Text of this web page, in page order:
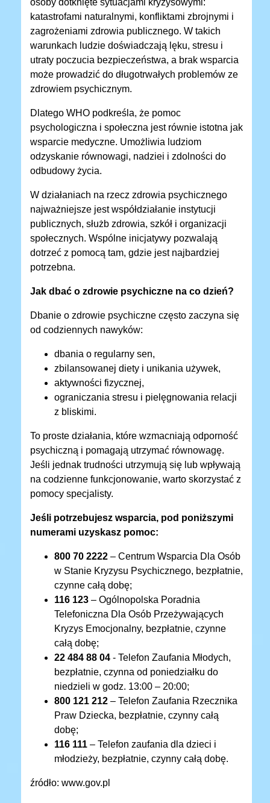
osoby dotknięte sytuacjami kryzysowymi:
katastrofami naturalnymi, konfliktami zbrojnymi i
zagrożeniami zdrowia publicznego. W takich
warunkach ludzie doświadczają lęku, stresu i
utraty poczucia bezpieczeństwa, a brak wsparcia
może prowadzić do długotrwałych problemów ze
zdrowiem psychicznym.
Dlatego WHO podkreśla, że pomoc
psychologiczna i społeczna jest równie istotna jak
wsparcie medyczne. Umożliwia ludziom
odzyskanie równowagi, nadziei i zdolności do
odbudowy życia.
W działaniach na rzecz zdrowia psychicznego
najważniejsze jest współdziałanie instytucji
publicznych, służb zdrowia, szkół i organizacji
społecznych. Wspólne inicjatywy pozwalają
dotrzeć z pomocą tam, gdzie jest najbardziej
potrzebna.
Jak dbać o zdrowie psychiczne na co dzień?
Dbanie o zdrowie psychiczne często zaczyna się
od codziennych nawyków:
dbania o regularny sen,
zbilansowanej diety i unikania używek,
aktywności fizycznej,
ograniczania stresu i pielęgnowania relacji
z bliskimi.
To proste działania, które wzmacniają odporność
psychiczną i pomagają utrzymać równowagę.
Jeśli jednak trudności utrzymują się lub wpływają
na codzienne funkcjonowanie, warto skorzystać z
pomocy specjalisty.
Jeśli potrzebujesz wsparcia, pod poniższymi
numerami uzyskasz pomoc:
800 70 2222 – Centrum Wsparcia Dla Osób
w Stanie Kryzysu Psychicznego, bezpłatnie,
czynne całą dobę;
116 123 – Ogólnopolska Poradnia
Telefoniczna Dla Osób Przeżywających
Kryzys Emocjonalny, bezpłatnie, czynne
całą dobę;
22 484 88 04 - Telefon Zaufania Młodych,
bezpłatnie, czynna od poniedziałku do
niedzieli w godz. 13:00 – 20:00;
800 121 212 – Telefon Zaufania Rzecznika
Praw Dziecka, bezpłatnie, czynny całą
dobę;
116 111 – Telefon zaufania dla dzieci i
młodzieży, bezpłatnie, czynny całą dobę.
źródło: www.gov.pl